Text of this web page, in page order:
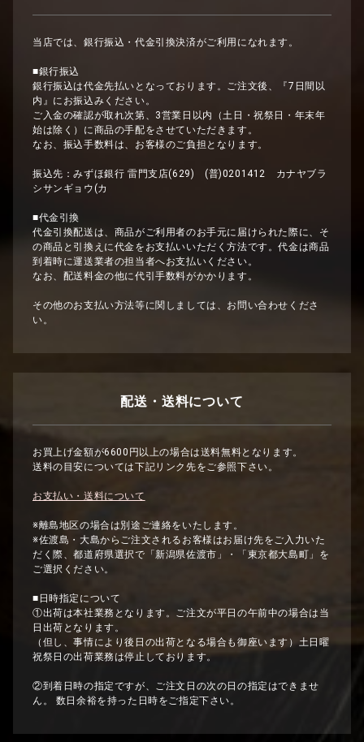
当店では、銀行振込・代金引換決済がご利用になれます。
■銀行振込
銀行振込は代金先払いとなっております。ご注文後、『7日間以
内』にお振込みください。
ご入金の確認が取れ次第、3営業日以内（土日・祝祭日・年末年
始は除く）に商品の手配をさせていただきます。
なお、振込手数料は、お客様のご負担となります。
振込先：みずほ銀行 雷門支店(629) (普)0201412 カナヤブラ
シサンギョウ(カ
■代金引換
代金引換配送は、商品がご利用者のお手元に届けられた際に、そ
の商品と引換えに代金をお支払いいただく方法です。代金は商品
到着時に運送業者の担当者へお支払いください。
なお、配送料金の他に代引手数料がかかります。
その他のお支払い方法等に関しましては、お問い合わせくださ
い。
配送・送料について
お買上げ金額が6600円以上の場合は送料無料となります。
送料の目安については下記リンク先をご参照下さい。
お支払い・送料について
※離島地区の場合は別途ご連絡をいたします。
※佐渡島・大島からご注文されるお客様はお届け先をご入力いた
だく際、都道府県選択で「新潟県佐渡市」・「東京都大島町」を
ご選択ください。
■日時指定について
①出荷は本社業務となります。ご注文が平日の午前中の場合は当
日出荷となります。
（但し、事情により後日の出荷となる場合も御座います）土日曜
祝祭日の出荷業務は停止しております。
②到着日時の指定ですが、ご注文日の次の日の指定はできませ
ん。 数日余裕を持った日時をご指定下さい。